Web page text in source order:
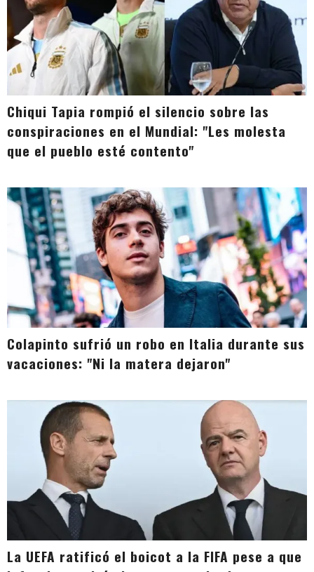
Chiqui Tapia rompió el silencio sobre las
conspiraciones en el Mundial: "Les molesta
que el pueblo esté contento"
Colapinto sufrió un robo en Italia durante sus
vacaciones: "Ni la matera dejaron"
La UEFA ratificó el boicot a la FIFA pese a que